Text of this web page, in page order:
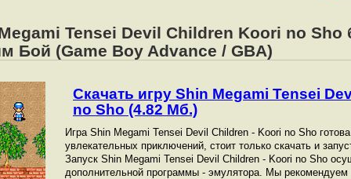
Tensei Devil Children Koori no Sho
Бой (Game Boy Advance / GBA)
Скачать игру Shin Megami Tensei
no Sho (4.82 Мб.)
Игра Shin Megami Tensei Devil Children - Koori no Sho
увлекательных приключений, стоит только скачать и
Запуск Shin Megami Tensei Devil Children - Koori no Sho
дополнительной программы - эмулятора. Мы рекомендуем